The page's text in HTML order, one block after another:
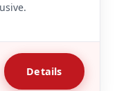
Details